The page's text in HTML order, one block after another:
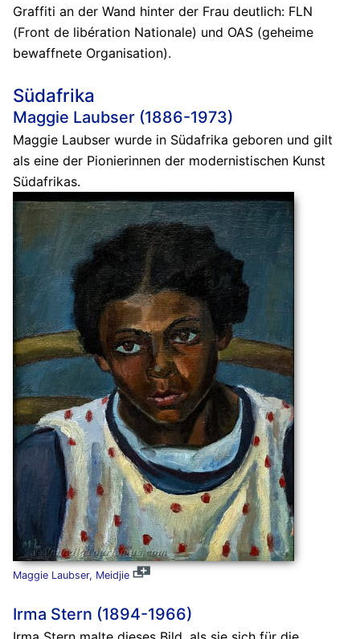
Graffiti an der Wand hinter der Frau deutlich: FLN
(Front de libération Nationale) und OAS (geheime
bewaffnete Organisation).
Südafrika
Maggie Laubser (1886-1973)
Maggie Laubser wurde in Südafrika geboren und gilt
als eine der Pionierinnen der modernistischen Kunst
Südafrikas.
Maggie Laubser, Meidjie
Irma Stern (1894-1966)